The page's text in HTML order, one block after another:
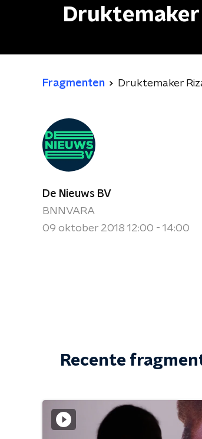
Fragmenten Druktemaker
De Nieuws BV
BNNVARA
09 oktober 2018 12:00 - 14:00
Recente